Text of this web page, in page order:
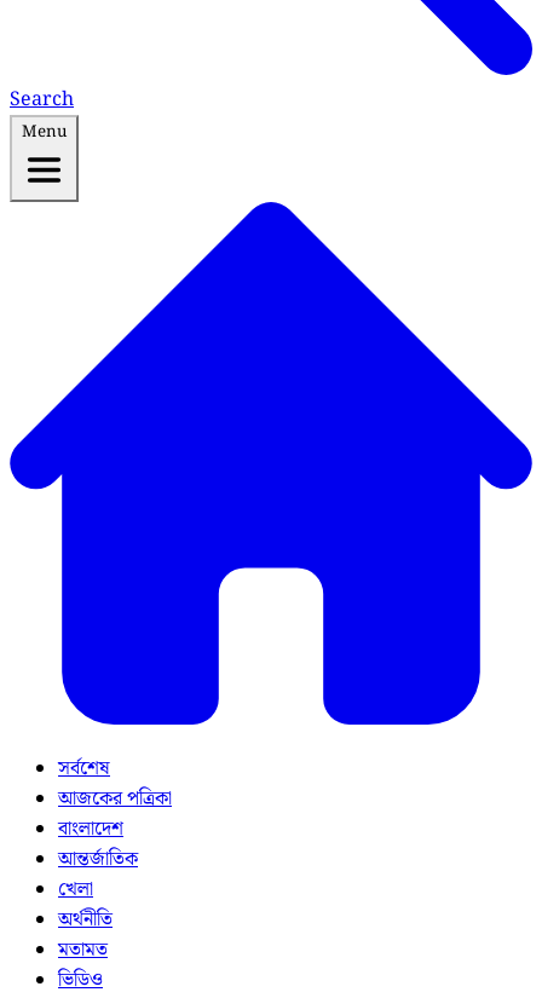
Search
Menu
সর্বশেষ
আজকের পত্রিকা
বাংলাদেশ
আন্তর্জাতিক
খেলা
অর্থনীতি
মতামত
ভিডিও